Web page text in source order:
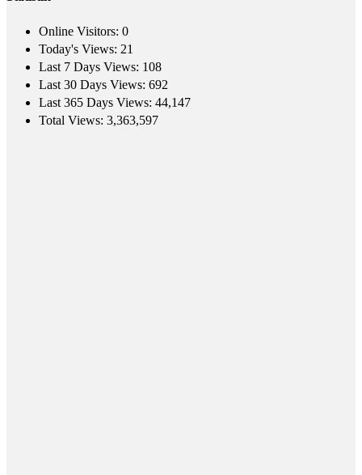
Online Visitors: 0
Today's Views: 21
Last 7 Days Views: 108
Last 30 Days Views: 692
Last 365 Days Views: 44,147
Total Views: 3,363,597